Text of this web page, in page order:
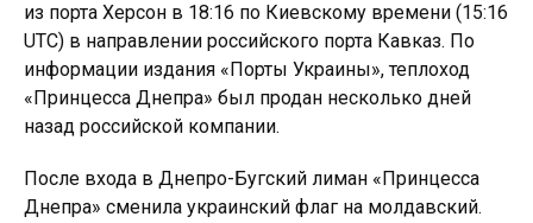
из порта Херсон в 18:16 по Киевскому времени (15:16
UTC) в направлении российского порта Кавказ. По
информации издания «Порты Украины», теплоход
«Принцесса Днепра» был продан несколько дней
назад российской компании.
После входа в Днепро-Бугский лиман «Принцесса
Днепра» сменила украинский флаг на молдавский.